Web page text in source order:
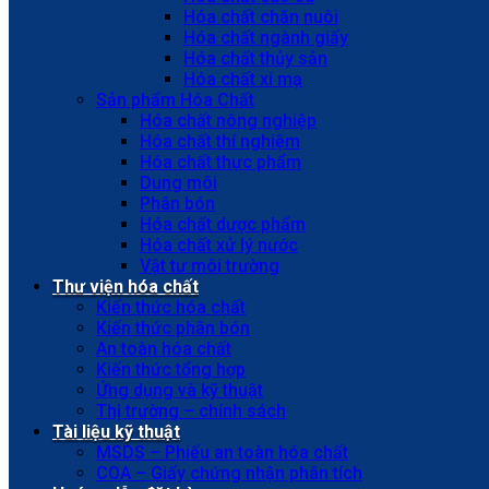
Hóa chất chăn nuôi
Hóa chất ngành giấy
Hóa chất thủy sản
Hóa chất xi mạ
Sản phẩm Hóa Chất
Hóa chất nông nghiệp
Hóa chất thí nghiệm
Hóa chất thực phẩm
Dung môi
Phân bón
Hóa chất dược phẩm
Hóa chất xử lý nước
Vật tư môi trường
Thư viện hóa chất
Kiến thức hóa chất
Kiến thức phân bón
An toàn hóa chất
Kiến thức tổng hợp
Ứng dụng và kỹ thuật
Thị trường – chính sách
Tài liệu kỹ thuật
MSDS – Phiếu an toàn hóa chất
COA – Giấy chứng nhận phân tích